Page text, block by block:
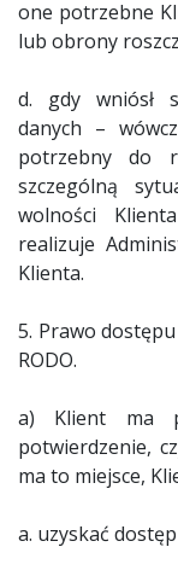
one potrzebne
lub obrony
d. gdy wniósł
danych –
potrzebny do
szczególną
wolności
realizuje
Klienta.
5. Prawo
RODO.
a) Klient ma
potwierdzenie,
ma to miejsce,
a. uzyskać